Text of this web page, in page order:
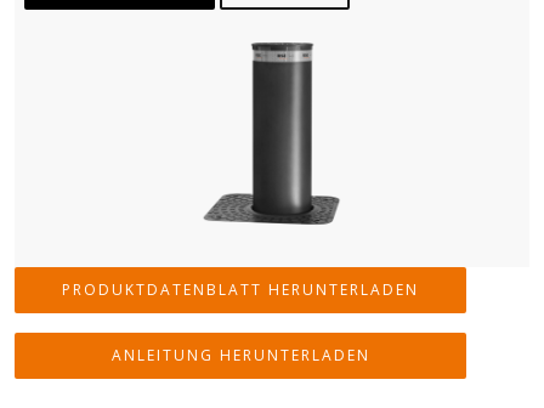
PRODUKTDATENBLATT HERUNTERLADEN
ANLEITUNG HERUNTERLADEN